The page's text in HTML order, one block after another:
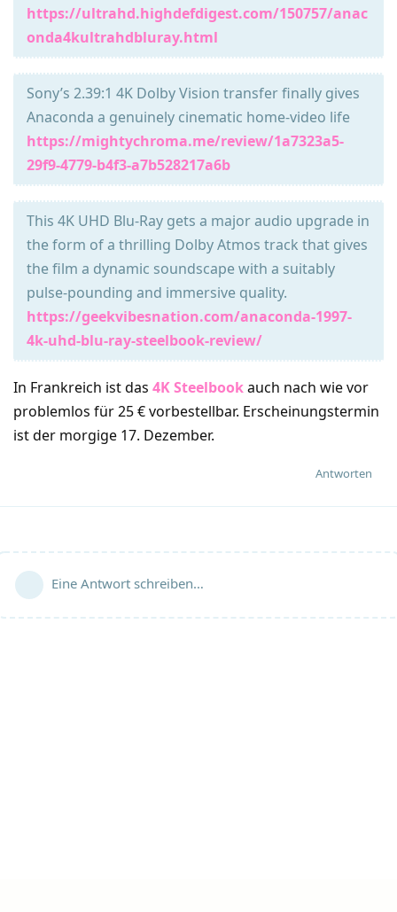
https://ultrahd.highdefdigest.com/150757/anac
onda4kultrahdbluray.html
Sony’s 2.39:1 4K Dolby Vision transfer finally gives
Anaconda a genuinely cinematic home‑video life
https://mightychroma.me/review/1a7323a5-
29f9-4779-b4f3-a7b528217a6b
This 4K UHD Blu-Ray gets a major audio upgrade in
the form of a thrilling Dolby Atmos track that gives
the film a dynamic soundscape with a suitably
pulse-pounding and immersive quality.
https://geekvibesnation.com/anaconda-1997-
4k-uhd-blu-ray-steelbook-review/
In Frankreich ist das 4K Steelbookauch nach wie vor
problemlos für 25 € vorbestellbar. Erscheinungstermin
ist der morgige 17. Dezember.
Antworten
Eine Antwort schreiben…